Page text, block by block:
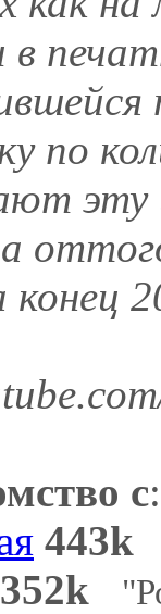
в
по
эту
с:
443k
352k